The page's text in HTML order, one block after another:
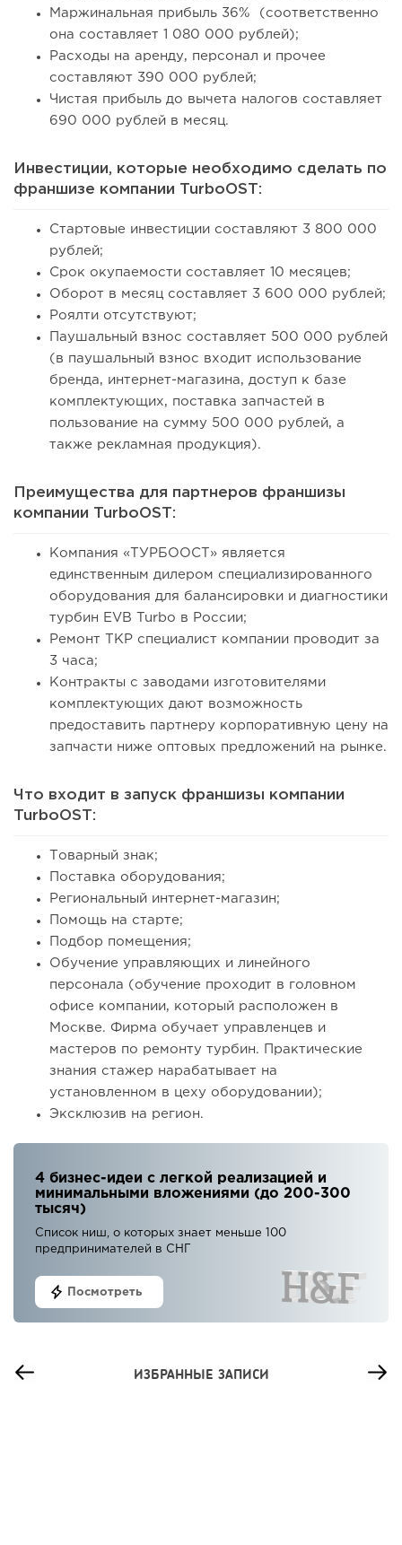
Маржинальная прибыль 36% (соответственно
она составляет 1 080 000 рублей);
Расходы на аренду, персонал и прочее
составляют 390 000 рублей;
Чистая прибыль до вычета налогов составляет
690 000 рублей в месяц.
Инвестиции, которые необходимо сделать по
франшизе компании TurboOST:
Стартовые инвестиции составляют 3 800 000
рублей;
Срок окупаемости составляет 10 месяцев;
Оборот в месяц составляет 3 600 000 рублей;
Роялти отсутствуют;
Паушальный взнос составляет 500 000 рублей
(в паушальный взнос входит использование
бренда, интернет-магазина, доступ к базе
комплектующих, поставка запчастей в
пользование на сумму 500 000 рублей, а
также рекламная продукция).
Преимущества для партнеров франшизы
компании TurboOST:
Компания «ТУРБООСТ» является
единственным дилером специализированного
оборудования для балансировки и диагностики
турбин EVB Turbo в России;
Ремонт ТКР специалист компании проводит за
3 часа;
Контракты с заводами изготовителями
комплектующих дают возможность
предоставить партнеру корпоративную цену на
запчасти ниже оптовых предложений на рынке.
Что входит в запуск франшизы компании
TurboOST:
Товарный знак;
Поставка оборудования;
Региональный интернет-магазин;
Помощь на старте;
Подбор помещения;
Обучение управляющих и линейного
персонала (обучение проходит в головном
офисе компании, который расположен в
Москве. Фирма обучает управленцев и
мастеров по ремонту турбин. Практические
знания стажер нарабатывает на
установленном в цеху оборудовании);
Эксклюзив на регион.
4 бизнес-идеи с легкой реализацией и
минимальными вложениями (до 200-300
тысяч)
Список ниш, о которых знает меньше 100
предпринимателей в СНГ
Посмотреть
ИЗБРАННЫЕ ЗАПИСИ